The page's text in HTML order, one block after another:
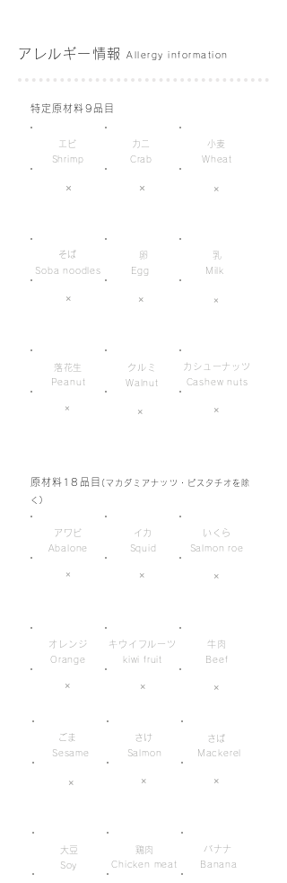
アレルギー情報 Allergy information
特定原材料9品目
Shrimp
×
カニ
Crab
×
小麦
Wheat
×
エビ
そば
Soba noodles
×
Egg
×
Milk
×
卵 乳
Peanut
落花生
×
クルミ
Walnut
×
Cashew nuts
カシューナッツ
×
原材料18品目 (マカダミアナッツ・ピスタチオを除
く)
Abalone
×
イカ
Squid
×
Salmon roe
×
アワビ いくら
Orange
×
キウイフルーツ
kiwi fruit
×
オレンジ
Beef
牛肉
×
Sesame
ごま
×
Salmon
さけ
×
Mackerel
さば
×
Soy
大豆
Chicken meat
鶏肉
Banana
バナナ